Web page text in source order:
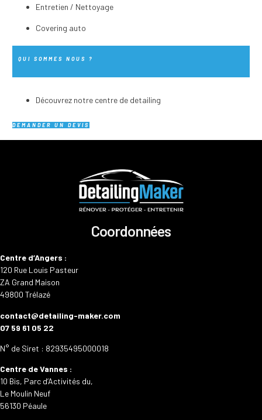
Entretien / Nettoyage
Covering auto
QUI SOMMES NOUS ?
Découvrez notre centre de detailing
DEMANDER UN DEVIS
Coordonnées
Centre d’Angers :
120 Rue Louis Pasteur
ZA Grand Maison
49800 Trélazé
contact@detailing-maker.com
07 59 61 05 22
N° de Siret : 82935495000018
Centre de Vannes :
10 Bis, Parc d’Activités du,
Le Moulin Neuf
56130 Péaule